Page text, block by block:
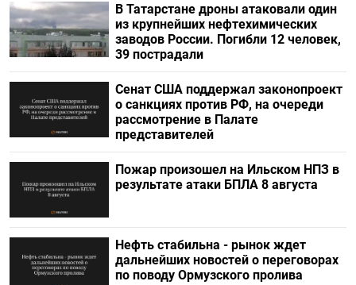
В Татарстане дроны атаковали один
из крупнейших нефтехимических
заводов России. Погибли 12 человек,
39 пострадали
Сенат США поддержал законопроект
о санкциях против РФ, на очереди
рассмотрение в Палате
представителей
Пожар произошел на Ильском НПЗ в
результате атаки БПЛА 8 августа
Нефть стабильна - рынок ждет
дальнейших новостей о переговорах
по поводу Ормузского пролива